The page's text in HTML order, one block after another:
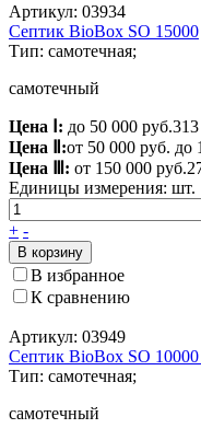
Артикул: 03934
Септик BioBox SO 15000
Тип: самотечная;
самотечный
Цена Ⅰ: до 50 000 руб.
Цена Ⅱ:от 50 000 руб. до
Цена Ⅲ: от 150 000 руб.
Единицы измерения: шт.
+ -
В корзину
В избранное
К сравнению
Артикул: 03949
Септик BioBox SO
Тип: самотечная;
самотечный